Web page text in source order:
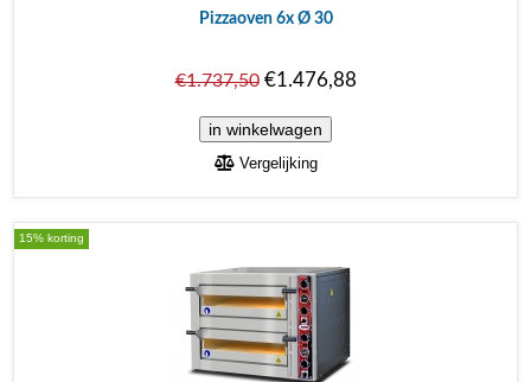
Pizzaoven 6x Ø 30
€1.737,50€1.476,88
Vergelijking
15% korting